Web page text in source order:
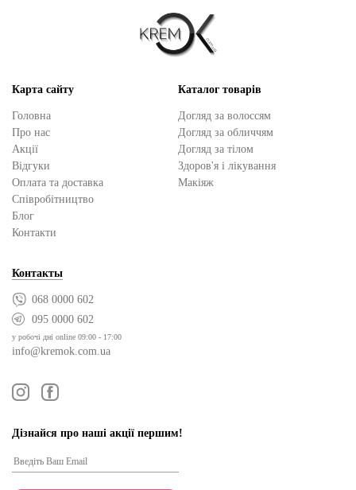
Карта сайту
Головна
Про нас
Акції
Відгуки
Оплата та доставка
Cпівробітництво
Блог
Контакти
Каталог товарів
Догляд за волоссям
Догляд за обличчям
Догляд за тілом
Здоров'я і лікування
Макіяж
Контакты
068 0000 602
095 0000 602
у робочі дні online 09:00 - 17:00
info@kremok.com.ua
Дізнайся про наші акції першим!